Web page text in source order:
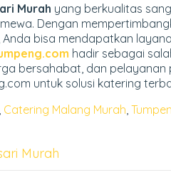
Murah yang berkualitas
Dengan
bisa mendapatkan
hadir sebagai
bersahabat, dan
untuk solusi katering
Catering Malang Murah
Murah